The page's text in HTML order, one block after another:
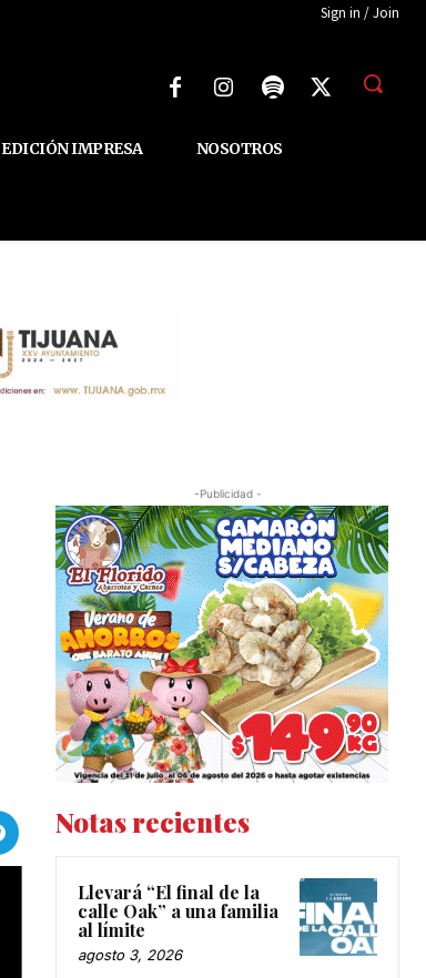
Sign in / Join
EDICIÓN IMPRESA NOSOTROS
-Publicidad -
Notas recientes
Llevará “El final de la
calle Oak” a una familia
al límite
agosto 3, 2026